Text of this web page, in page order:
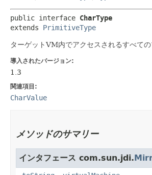
public interface CharType
extends PrimitiveType
ターゲットVM内でアクセスされるすべて
導入されたバージョン:
1.3
関連項目:
CharValue
メソッドのサマリー
インタフェース com.sun.jdi.